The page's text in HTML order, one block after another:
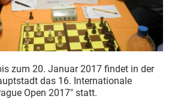
zum 20. Januar 2017 findet in der
das 16. Internationale
Open 2017" statt.